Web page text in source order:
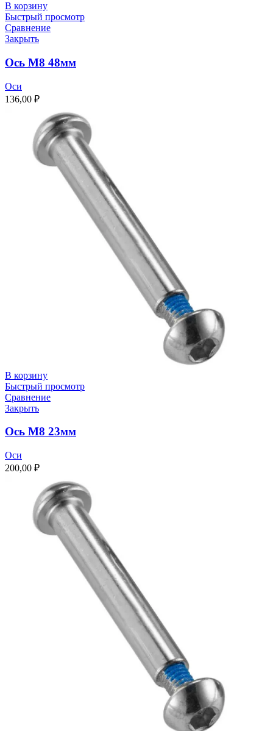
В корзину
Быстрый просмотр
Сравнение
Закрыть
Ось M8 48мм
Оси
136,00 ₽
В корзину
Быстрый просмотр
Сравнение
Закрыть
Ось M8 23мм
Оси
200,00 ₽